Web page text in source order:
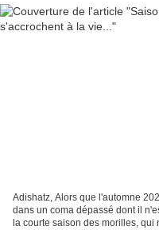
Adishatz, Alors que l'automne
dans un coma dépassé dont il
la courte saison des morilles,